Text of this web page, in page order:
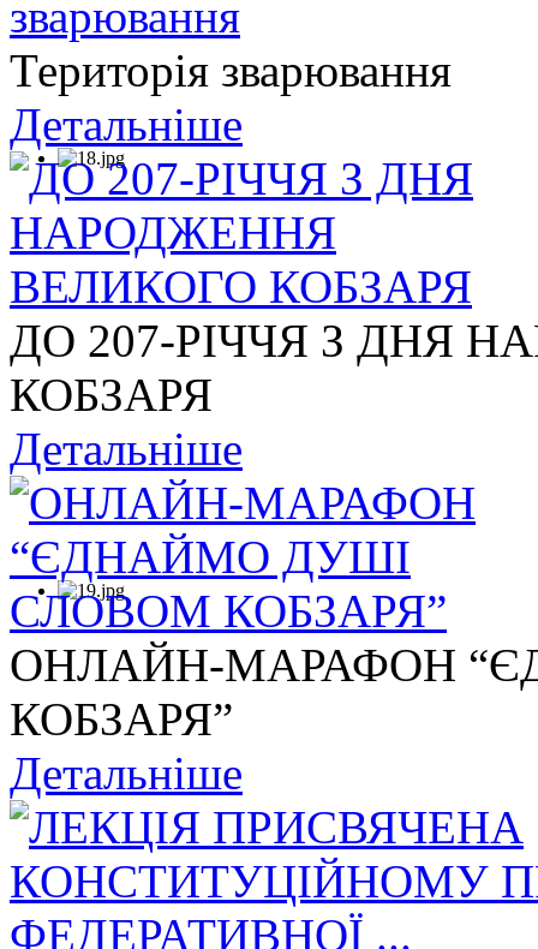
Територія зварювання
Детальніше
ДО 207-РІЧЧЯ З ДНЯ
КОБЗАРЯ
Детальніше
ОНЛАЙН-МАРАФОН
КОБЗАРЯ”
Детальніше